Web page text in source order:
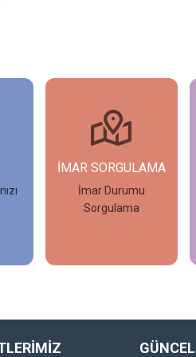
İMAR SORGULAMA
İmar Durumu
Sorgulama
GÜNCEL